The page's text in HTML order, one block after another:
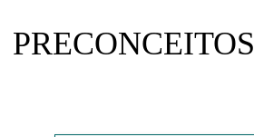
PRECONCEITOS